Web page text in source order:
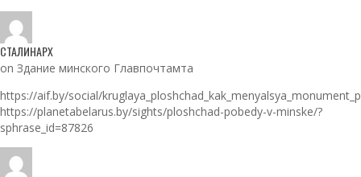
СТАЛИНАРХ
on Здание минского Главпочтамта
https://aif.by/social/
https://planetabelarus.by/sights/ploshchad-pobedy-v-minske/?
sphrase_id=87826